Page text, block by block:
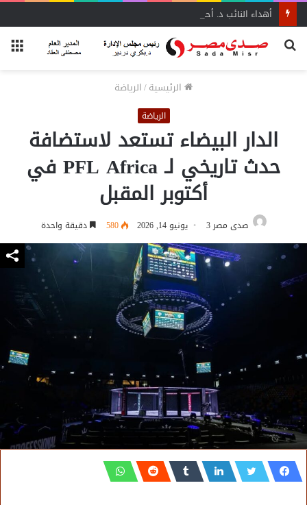
بحث
الرئيسية/الرياضة
الرياضة
الدار البيضاء تستعد لاستضافة
حدث تاريخي لـ PFL Africa في
أكتوبر المقبل
صدى مصر 3 يونيو 14, 2026 580 دقيقة واحدة